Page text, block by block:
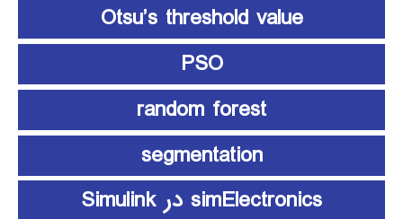
Otsu’s threshold value
PSO
random forest
segmentation
simElectronics در Simulink